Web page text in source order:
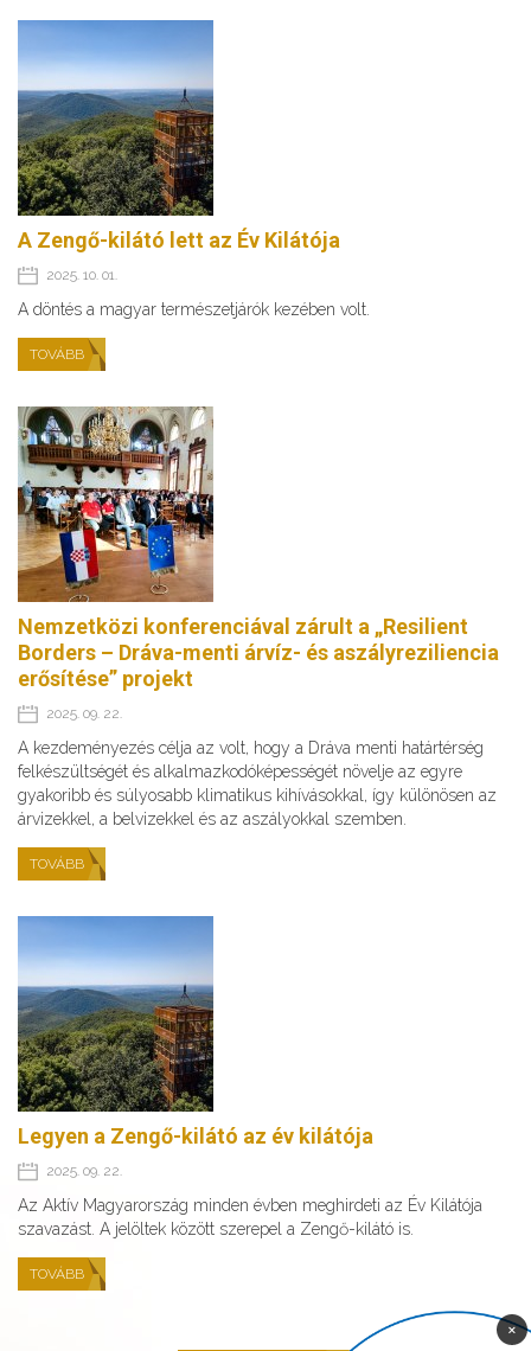
A Zengő-kilátó lett az Év Kilátója
2025. 10. 01.
A döntés a magyar természetjárók kezében volt.
TOVÁBB
Nemzetközi konferenciával zárult a „Resilient
Borders – Dráva-menti árvíz- és aszályreziliencia
erősítése” projekt
2025. 09. 22.
A kezdeményezés célja az volt, hogy a Dráva menti határtérség
felkészültségét és alkalmazkodóképességét növelje az egyre
gyakoribb és súlyosabb klimatikus kihívásokkal, így különösen az
árvizekkel, a belvizekkel és az aszályokkal szemben.
TOVÁBB
Legyen a Zengő-kilátó az év kilátója
2025. 09. 22.
Az Aktív Magyarország minden évben meghirdeti az Év Kilátója
szavazást. A jelöltek között szerepel a Zengő-kilátó is.
TOVÁBB
×